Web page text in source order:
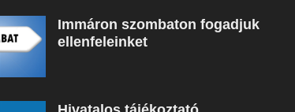
Immáron szombaton fogadjuk
ellenfeleinket